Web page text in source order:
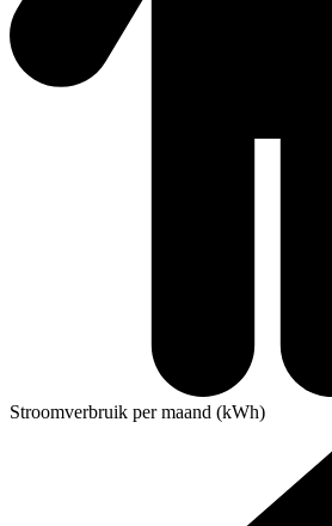
Stroomverbruik per maand (kWh)